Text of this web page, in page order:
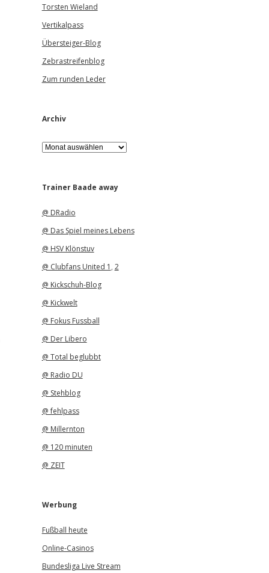
Torsten Wieland
Vertikalpass
Übersteiger-Blog
Zebrastreifenblog
Zum runden Leder
Archiv
A
r
iTrainer Baade away
@ DRadio
@ Das Spiel meines Lebens
@ HSV Klönstuv
@ Clubfans United 1 , 2
@ Kickschuh-Blog
@ Kickwelt
@ Fokus Fussball
@ Der Libero
@ Total beglubbt
@ Radio DU
@ Stehblog
@ fehlpass
@ Millernton
@ 120 minuten
@ ZEIT
Werbung
Fußball heute
Online-Casinos
Bundesliga Live Stream